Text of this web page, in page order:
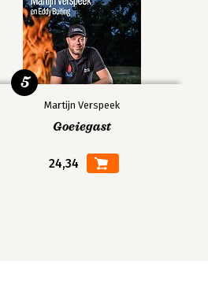
Martijn Verspeek
Goeiegast
24,34
5